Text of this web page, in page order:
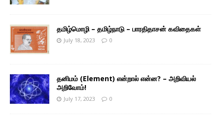
தமிழ்மொழி – தமிழ்நாடு – பாரதிதாசன் கவிதைகள்
July 18, 2023 0
தனிமம் (Element) என்றால் என்ன? – அறிவியல்
அறிவோம்!
July 17, 2023 0